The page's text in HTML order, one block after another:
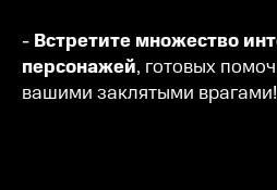
- Встретите множество
персонажей, готовых
вашими заклятыми врагами!